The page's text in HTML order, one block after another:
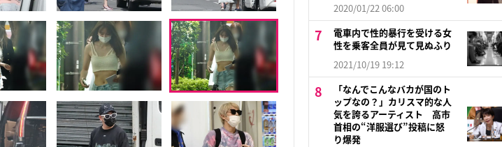
2020/01/22 06:00
電車内で性的暴行を受ける女
性を乗客全員が見て見ぬふり
2021/10/19 19:12
「なんでこんなバカが国のト
ップなの？」カリスマ的な人
気を誇るアーティスト 高市
首相の“洋服選び”投稿に怒
り爆発